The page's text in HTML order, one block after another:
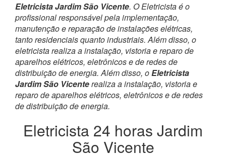
Eletricista Jardim São Vicente. O Eletricista é o
profissional responsável pela implementação,
manutenção e reparação de instalações elétricas,
tanto residenciais quanto industriais. Além disso, o
eletricista realiza a instalação, vistoria e reparo de
aparelhos elétricos, eletrônicos e de redes de
distribuição de energia. Além disso, oEletricista
Jardim São Vicenterealiza a instalação, vistoria e
reparo de aparelhos elétricos, eletrônicos e de redes
de distribuição de energia.
Eletricista 24 horas Jardim
São Vicente